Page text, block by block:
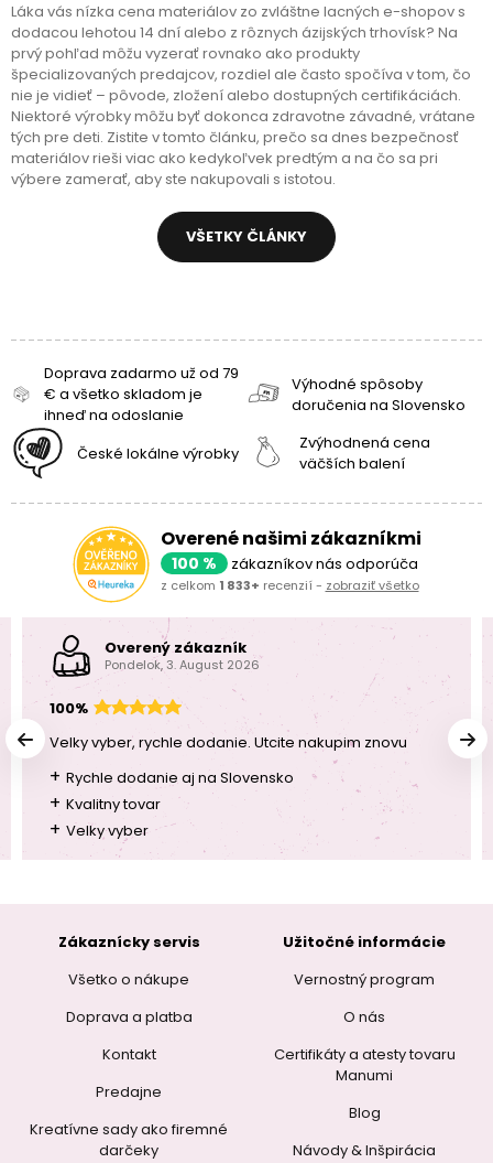
Láka vás nízka cena materiálov zo zvláštne lacných e-shopov s
dodacou lehotou 14 dní alebo z rôznych ázijských trhovísk? Na
prvý pohľad môžu vyzerať rovnako ako produkty
špecializovaných predajcov, rozdiel ale často spočíva v tom, čo
nie je vidieť – pôvode, zložení alebo dostupných certifikáciách.
Niektoré výrobky môžu byť dokonca zdravotne závadné, vrátane
tých pre deti. Zistite v tomto článku, prečo sa dnes bezpečnosť
materiálov rieši viac ako kedykoľvek predtým a na čo sa pri
výbere zamerať, aby ste nakupovali s istotou.
VŠETKY ČLÁNKY
Doprava zadarmo už od 79
€ a všetko skladom je
ihneď na odoslanie
Výhodné spôsoby
doručenia na Slovensko
České lokálne výrobky
Zvýhodnená cena
väčších balení
Overené našimi zákazníkmi
100 % zákazníkov nás odporúča
z celkom 1 833+ recenzií - zobraziť všetko
Overený zákazník
Pondelok, 3. August 2026
100%
Velky vyber, rychle dodanie. Utcite nakupim znovu
+ Rychle dodanie aj na Slovensko
+ Kvalitny tovar
+ Velky vyber
Zákaznícky servis
Všetko o nákupe
Doprava a platba
Kontakt
Predajne
Kreatívne sady ako firemné
darčeky
Užitočné informácie
Vernostný program
O nás
Certifikáty a atesty tovaru
Manumi
Blog
Návody & Inšpirácia